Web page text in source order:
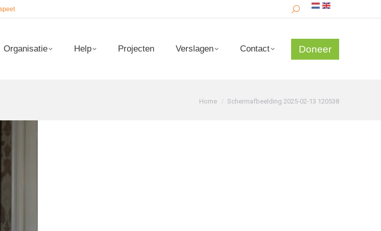
Search:
Organisatie Help Projecten Verslagen Contact Doneer
Je bent hier:
Home Schermafbeelding 2025-02-13 120538
Organisatie Help Projecten Verslagen Contact Doneer